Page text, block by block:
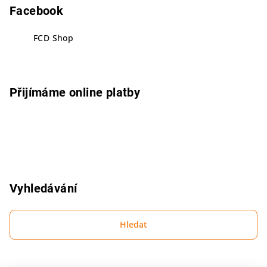
Facebook
FCD Shop
Přijímáme online platby
Vyhledávání
Hledat